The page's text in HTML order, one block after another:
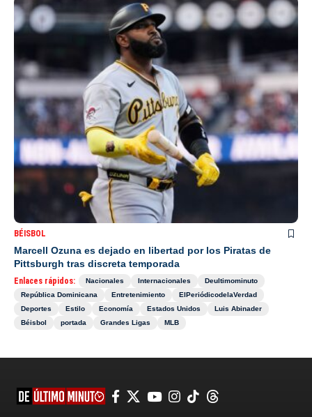
BÉISBOL
Marcell Ozuna es dejado en libertad por los Piratas de
Pittsburgh tras discreta temporada
Enlaces rápidos: Nacionales Internacionales
Deultimominuto
República Dominicana
Entretenimiento
ElPeriódicodelaVerdad
Deportes
Estilo Economía Estados Unidos
Luis Abinader
Béisbol
portada Grandes Ligas MLB